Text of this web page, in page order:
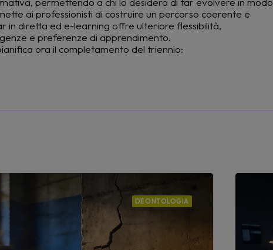
ai professionisti di costruire un percorso coerente e
in diretta ed e-learning offre ulteriore flessibilità,
e preferenze di apprendimento.
ora il completamento del triennio:
DEONTOLOGIA